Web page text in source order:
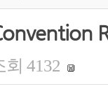
회 4132